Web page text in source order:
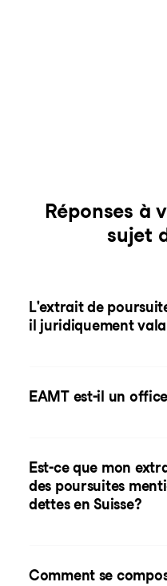
Réponses à
sujet
L'extrait de
il juridiquement
EAMT est-il un
Est-ce que mon
des poursuites
dettes en Suisse?
Comment se